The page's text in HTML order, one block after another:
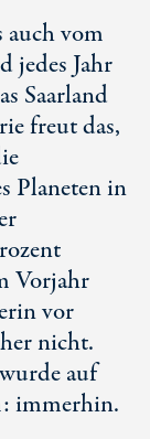
vom
jedes Jahr
Saarland
freut das,
Planeten in
Vorjahr
vor
nicht.
auf
immerhin.